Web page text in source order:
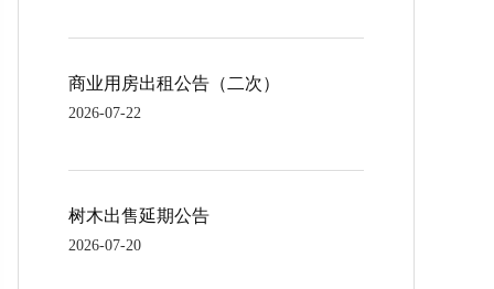
商业用房出租公告（二次）
2026-07-22
树木出售延期公告
2026-07-20